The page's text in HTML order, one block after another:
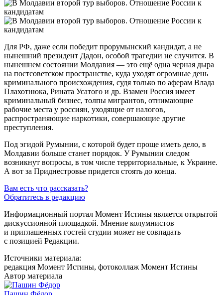
Для РФ, даже если победит прорумынский кандидат, а не
нынешний президент Дадон, особой трагедии не случится. В
нынешнем состоянии Молдавия — это ещё одна черная дыра
на постсоветском пространстве, куда уходят огромные день
криминального происхождения, судя только по аферам Влада
Плахотнюка, Рината Усатого и др. Взамен Россия имеет
криминальный бизнес, толпы мигрантов, отнимающие
рабочие места у россиян, уходящие от налогов,
распространяющие наркотики, совершающие другие
преступления.
Под эгидой Румынии, с которой будет проще иметь дело, в
Молдавии больше станет порядок. У Румынии следом
возникнут вопросы, в том числе территориальные, к Украине.
А вот за Приднестровье придется стоять до конца.
Вам есть что рассказать?
Обратитесь в редакцию
Информационный портал Момент Истины является открытой
дискуссионной площадкой. Мнение колумнистов
и приглашенных гостей студии может не совпадать
с позицией Редакции.
Источники материала:
редакция Момент Истины, фотоколлаж Момент Истины
Автор материала